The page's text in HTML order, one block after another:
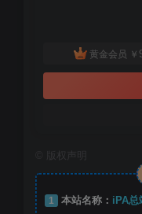
黄金会员 ￥
版权声明
1 本站名称： iPA总